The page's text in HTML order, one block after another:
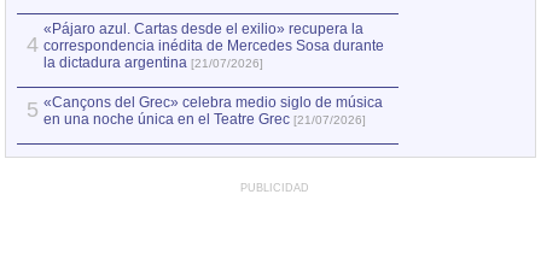
4
«Pájaro azul. Cartas desde el exilio» recupera la
correspondencia inédita de Mercedes Sosa durante
la dictadura argentina [21/07/2026]
5 «Cançons del Grec» celebra medio siglo de música
en una noche única en el Teatre Grec [21/07/2026]
PUBLICIDAD